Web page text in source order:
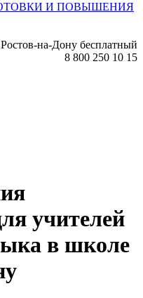
И ПОВЫШЕНИЯ
на-Дону бесплатный
8 800 250 10 15
учителей
в школе